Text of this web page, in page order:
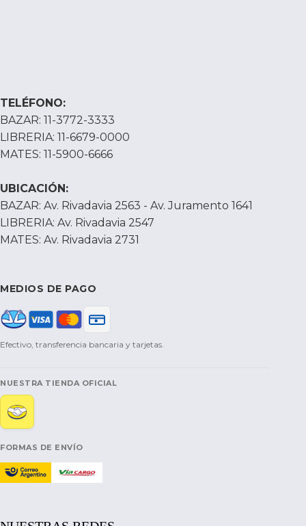
TELÉFONO:
BAZAR: 11-3772-3333
LIBRERIA: 11-6679-0000
MATES: 11-5900-6666
UBICACIÓN:
BAZAR: Av. Rivadavia 2563 - Av. Juramento 1641
LIBRERIA: Av. Rivadavia 2547
MATES: Av. Rivadavia 2731
MEDIOS DE PAGO
Efectivo, transferencia bancaria y tarjetas.
NUESTRA TIENDA OFICIAL
FORMAS DE ENVÍO